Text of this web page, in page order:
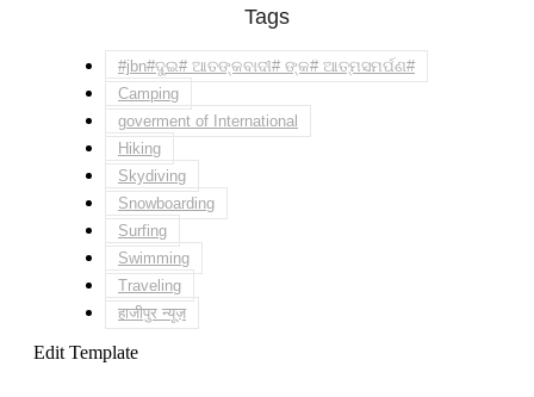
Tags
#jbn#ଦୁଇ# ଆତଙ୍କବାଦୀ# ଙ୍କ# ଆତ୍ମସମର୍ପଣ#
Camping
goverment of International
Hiking
Skydiving
Snowboarding
Surfing
Swimming
Traveling
हाजीपुर न्यूज़
Edit Template